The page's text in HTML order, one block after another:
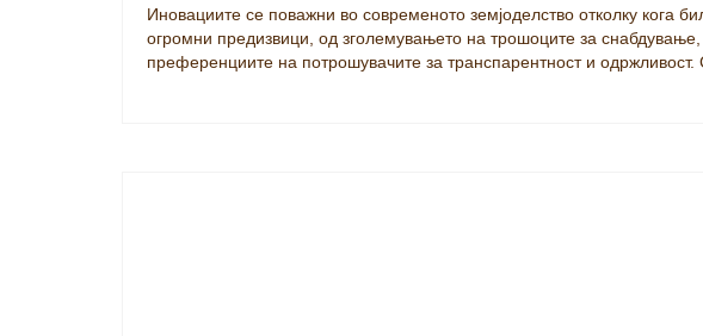
Иновациите се поважни во современото земјоделство отколку кога
огромни предизвици, од зголемувањето на трошоците за
преференциите на потрошувачите за транспарентност и